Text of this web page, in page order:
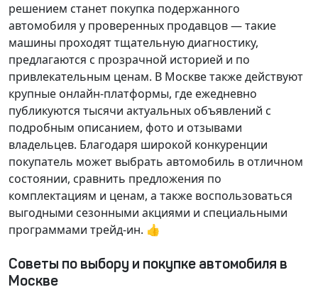
решением станет покупка подержанного
автомобиля у проверенных продавцов — такие
машины проходят тщательную диагностику,
предлагаются с прозрачной историей и по
привлекательным ценам. В Москве также действуют
крупные онлайн-платформы, где ежедневно
публикуются тысячи актуальных объявлений с
подробным описанием, фото и отзывами
владельцев. Благодаря широкой конкуренции
покупатель может выбрать автомобиль в отличном
состоянии, сравнить предложения по
комплектациям и ценам, а также воспользоваться
выгодными сезонными акциями и специальными
программами трейд-ин. 👍
Советы по выбору и покупке автомобиля в
Москве